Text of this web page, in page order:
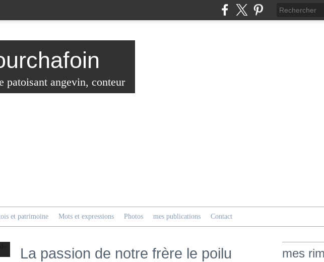
patoisant angevin, conteur
et patrimoine Mots et expressions Photos mes publications Contact
La passion de notre frère le poilu mes